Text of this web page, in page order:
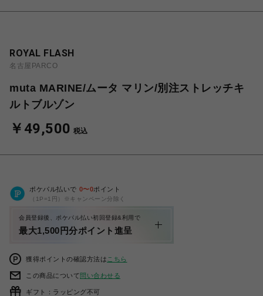
ROYAL FLASH
名古屋PARCO
muta MARINE/ムータ マリン/別注ストレッチキ
ルトブルゾン
￥49,500 税込
ポケパル払いで 0〜0ポイント
（1P=1円）※キャンペーン分除く
会員登録後、ポケパル払い初回登録&利用で
最大1,500円分ポイント進呈
獲得ポイントの確認方法は こちら
この商品について問い合わせる
ギフト：ラッピング不可